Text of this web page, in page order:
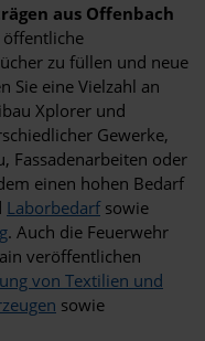
aus Offenbach
zu füllen und neue
Sie eine Vielzahl an
Xplorer und
Gewerke,
Fassadenarbeiten oder
einen hohen Bedarf
Laborbedarfsowie
. Auch die Feuerwehr
veröffentlichen
von Textilien und
sowie